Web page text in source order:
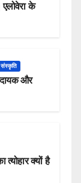
के
संस्कृति
और
त्योहार क्यों है